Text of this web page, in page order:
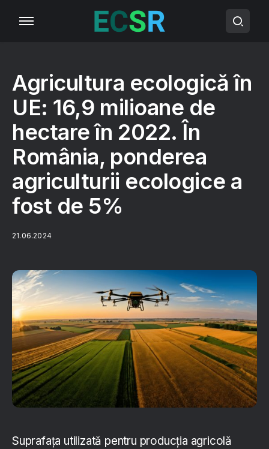
Agricultura ecologică în
UE: 16,9 milioane de
hectare în 2022. În
România, ponderea
agriculturii ecologice a
fost de 5%
21.06.2024
Suprafața utilizată pentru producția agricolă